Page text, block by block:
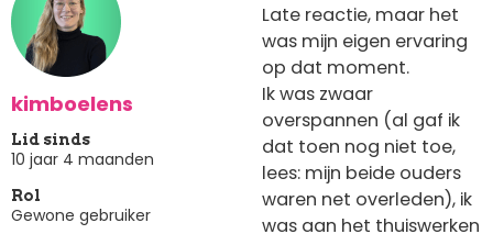
kimboelens
Lid sinds
10 jaar 4 maanden
Rol
Gewone gebruiker
Late reactie, maar het
was mijn eigen ervaring
op dat moment.
Ik was zwaar
overspannen (al gaf ik
dat toen nog niet toe,
lees: mijn beide ouders
waren net overleden), ik
was aan het thuiswerken